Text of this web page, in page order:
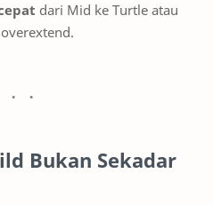
dari Mid ke Turtle atau
Bukan Sekadar